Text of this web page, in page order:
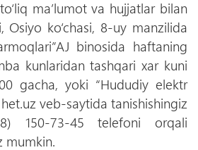
to‘liq ma’lumot va hujjatlar bilan
Osiyo ko‘chasi, 8-uy manzilida
binosida haftaning
kunlaridan tashqari xar kuni
gacha, yoki “Hududiy elektr
veb-saytida tanishishingiz
150-73-45 telefoni orqali
mumkin.